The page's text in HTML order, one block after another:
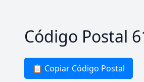
Código Postal
📋 Copiar Código Postal